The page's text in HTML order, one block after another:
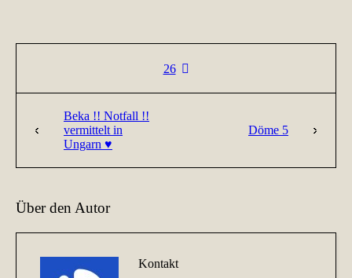
26
Beka !! Notfall !!
vermittelt in
Ungarn ♥
Döme 5
Über den Autor
Kontakt